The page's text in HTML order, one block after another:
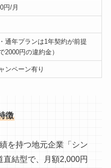
円/月
通年プランは1年契約が前提
2000円の違約金）
ンペーン有り
徴
を持つ地元企業「シン
直結型で、月額2,000円